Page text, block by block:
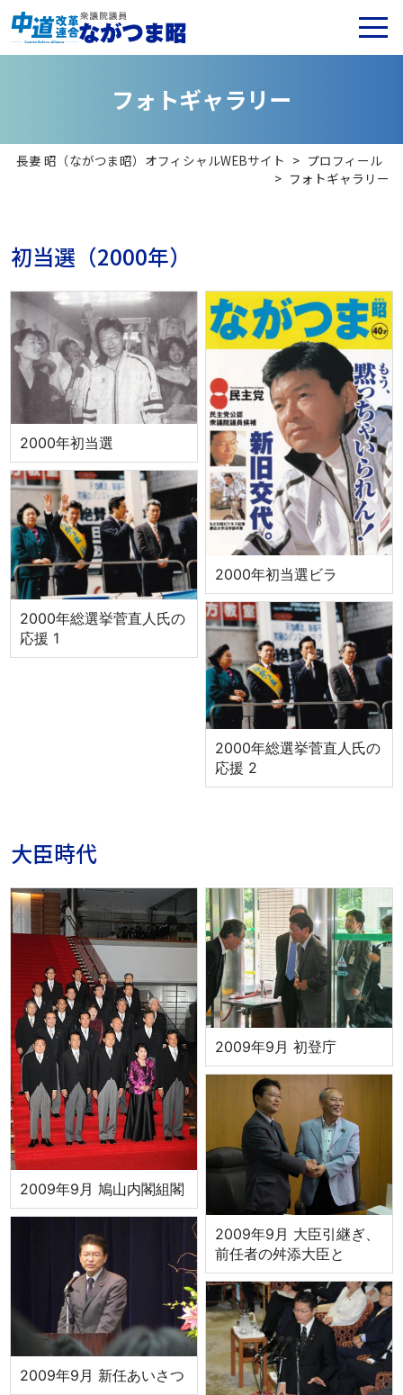
フォ トギャラリー
長妻 昭（ながつま昭）オフィシャルWEBサイト > プロフィール
> フォトギャラリー
初当選（2000年）
2000年初当選
2000年初当選ビラ
2000年総選挙菅直人氏の
応援 1
2000年総選挙菅直人氏の
応援 2
大臣時代
2009年9月 鳩山内閣組閣
2009年9月 初登庁
2009年9月 大臣引継ぎ、
前任者の舛添大臣と
2009年9月 新任あいさつ